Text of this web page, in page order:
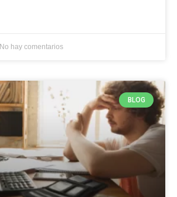
No hay comentarios
BLOG